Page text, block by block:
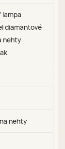
lampa
diamantové
nehty
nehty